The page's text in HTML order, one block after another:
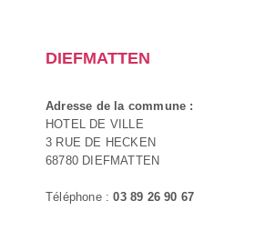
DIEFMATTEN
Adresse de la commune :
HOTEL DE VILLE
3 RUE DE HECKEN
68780 DIEFMATTEN
Téléphone :03 89 26 90 67